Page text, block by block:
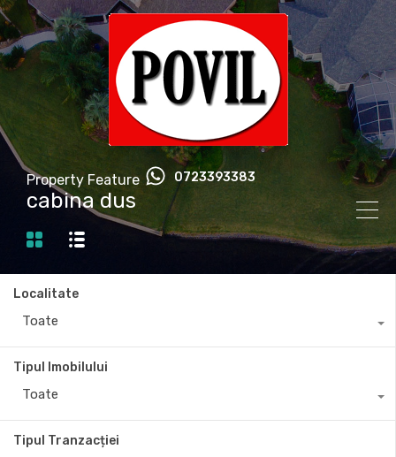
0723393383
Property Feature
cabina dus
Localitate
Toate
Tipul Imobilului
Toate
Tipul Tranzacției